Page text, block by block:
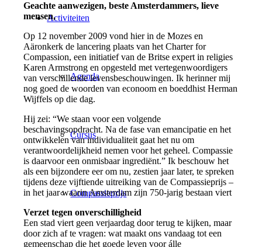
Activiteiten
Agenda
Cursus
Compassieprijs
Geachte aanwezigen, beste Amsterdammers, lieve
mensen,
Op 12 november 2009 vond hier in de Mozes en
Aäronkerk de lancering plaats van het Charter for
Compassion, een initiatief van de Britse expert in religies
Karen Armstrong en opgesteld met vertegenwoordigers
van verschillende levensbeschouwingen. Ik herinner mij
nog goed de woorden van econoom en boeddhist Herman
Wijffels op die dag.
Hij zei: “We staan voor een volgende
beschavingsopdracht. Na de fase van emancipatie en het
ontwikkelen van individualiteit gaat het nu om
verantwoordelijkheid nemen voor het geheel. Compassie
is daarvoor een onmisbaar ingrediënt.” Ik beschouw het
als een bijzondere eer om nu, zestien jaar later, te spreken
tijdens deze vijftiende uitreiking van de Compassieprijs –
in het jaar waarin Amsterdam zijn 750-jarig bestaan viert
Verzet tegen onverschilligheid
Een stad viert geen verjaardag door terug te kijken, maar
door zich af te vragen: wat maakt ons vandaag tot een
gemeenschap die het goede leven voor álle